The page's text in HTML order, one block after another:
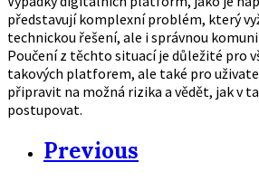
představují komplexní problém, který
technickou řešení, ale i správnou
Poučení z těchto situací je důležité pro
takových platforem, ale také pro
připravit na možná rizika a vědět, jak v
postupovat.
Previous